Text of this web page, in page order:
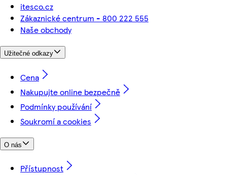
itesco.cz
Zákaznické centrum - 800 222 555
Naše obchody
Užitečné odkazy
Cena
Nakupujte online bezpečně
Podmínky používání
Soukromí a cookies
O nás
Přístupnost